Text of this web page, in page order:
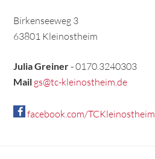
Birkenseeweg 3
63801 Kleinostheim
Julia Greiner- 0170.3240303
Mail gs@tc-kleinostheim.de
facebook.com/TCKleinostheim